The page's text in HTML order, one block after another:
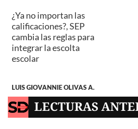
¿Ya no importan las
calificaciones?, SEP
cambia las reglas para
integrar la escolta
escolar
LUIS GIOVANNIE OLIVAS A.
LECTURAS